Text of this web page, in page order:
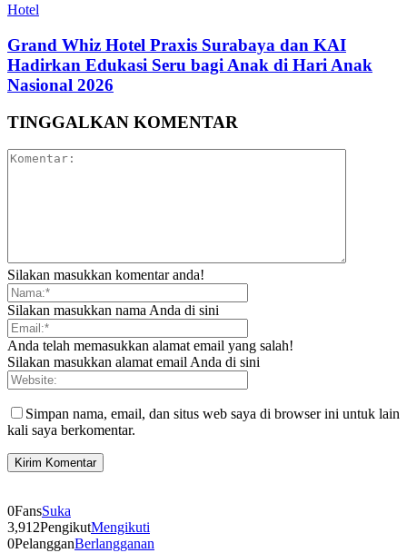
Hotel
Grand Whiz Hotel Praxis Surabaya dan KAI
Hadirkan Edukasi Seru bagi Anak di Hari Anak
Nasional 2026
TINGGALKAN KOMENTAR
Silakan masukkan komentar anda!
Silakan masukkan nama Anda di sini
Anda telah memasukkan alamat email yang salah!
Silakan masukkan alamat email Anda di sini
Simpan nama, email, dan situs web saya di browser ini untuk lain
kali saya berkomentar.
0FansSuka
3,912PengikutMengikuti
0PelangganBerlangganan